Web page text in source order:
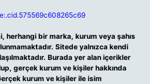
herhangi bir marka, kurum veya şahıs
Sitede yalnızca kendi
Burada yer alan içerikler
gerçek kurum ve kişiler hakkında
kurum ve kişiler ile isim